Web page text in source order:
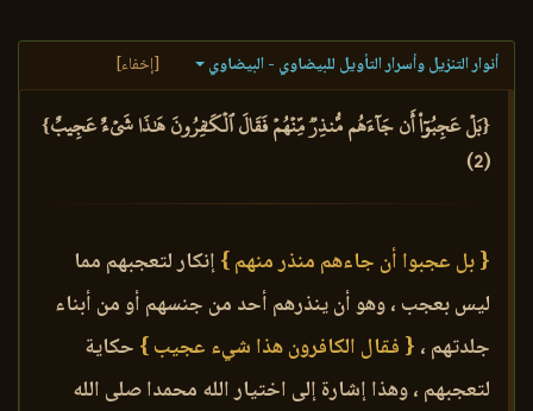
أنوار التنزيل وأسرار التأويل للبيضاوي - البيضاوي [إخفاء]
{بَلۡ عَجِبُوٓاْ أَن جَآءَهُم مُّنذِرٞ مِّنۡهُمۡ فَقَالَ ٱلۡكَٰفِرُونَ هَٰذَا شَيۡءٌ عَجِيبٌ}
(2)
{ بل عجبوا أن جاءهم منذر منهم }إنكار لتعجبهم مما
ليس بعجب ، وهو أن ينذرهم أحد من جنسهم أو من أبناء
جلدتهم ، { فقال الكافرون هذا شيء عجيب } حكاية
لتعجبهم ، وهذا إشارة إلى اختيار الله محمدا صلى الله